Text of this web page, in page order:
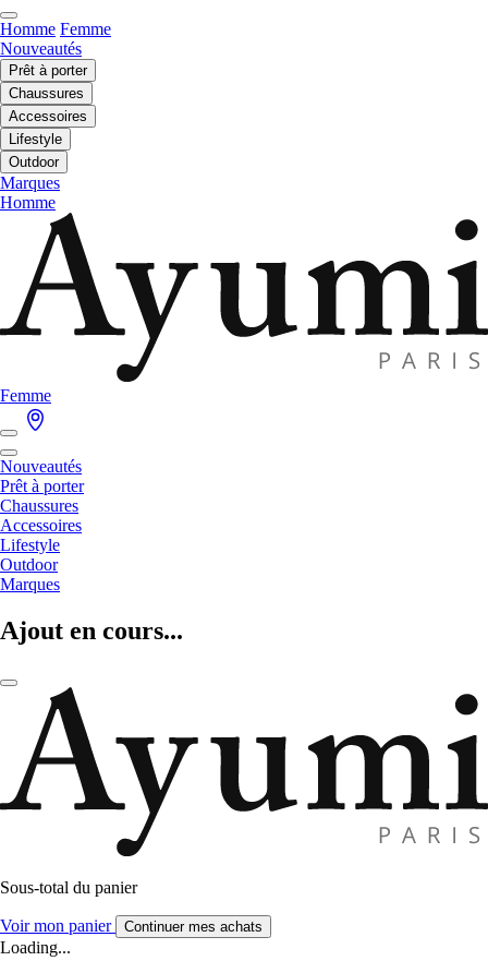
Homme Femme
Nouveautés
Prêt à porter
Chaussures
Accessoires
Lifestyle
Outdoor
Marques
Homme
Femme
Nouveautés
Prêt à porter
Chaussures
Accessoires
Lifestyle
Outdoor
Marques
Ajout en cours...
Sous-total du panier
Voir mon panier Continuer mes achats
Loading...